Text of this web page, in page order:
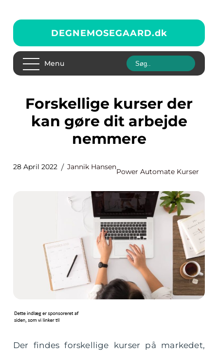
DEGNEMOSEGAARD.dk
Menu
Forskellige kurser der
kan gøre dit arbejde
nemmere
28 April 2022 Jannik Hansen
Power Automate Kurser
Der findes forskellige kurser på markedet,